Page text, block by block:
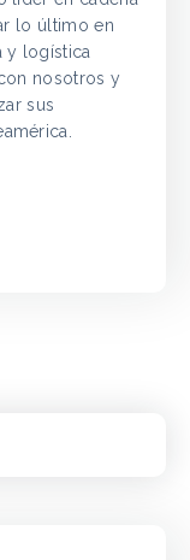
lo último en
y logística
nosotros y
sus